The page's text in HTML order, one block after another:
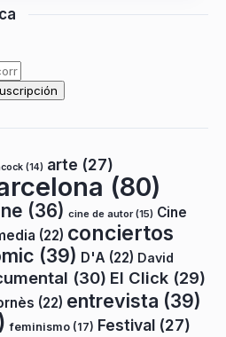
(14) arte (27)
(80)
(36) cine de autor(15) Cine
(22) conciertos
(39) D'A (22) David
(30) El Click (29)
(22) entrevista (39)
feminismo (17) Festival (27)